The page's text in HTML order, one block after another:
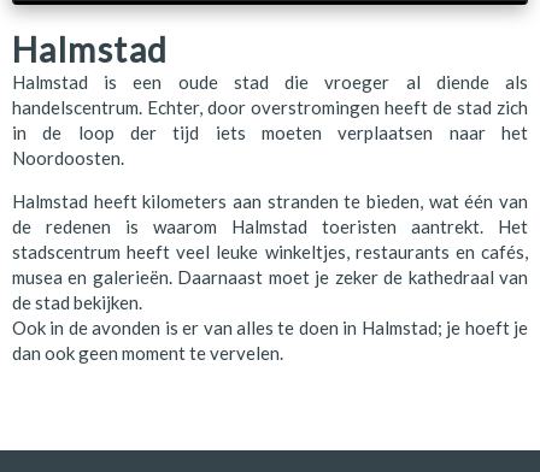
Halmstad
Halmstad is een oude stad die vroeger al diende als
handelscentrum. Echter, door overstromingen heeft de stad zich
in de loop der tijd iets moeten verplaatsen naar het
Noordoosten.
Halmstad heeft kilometers aan stranden te bieden, wat één van
de redenen is waarom Halmstad toeristen aantrekt. Het
stadscentrum heeft veel leuke winkeltjes, restaurants en cafés,
musea en galerieën. Daarnaast moet je zeker de kathedraal van
de stad bekijken.
Ook in de avonden is er van alles te doen in Halmstad; je hoeft je
dan ook geen moment te vervelen.